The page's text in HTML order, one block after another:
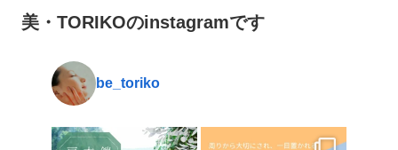
美・TORIKOのinstagramです
be_toriko